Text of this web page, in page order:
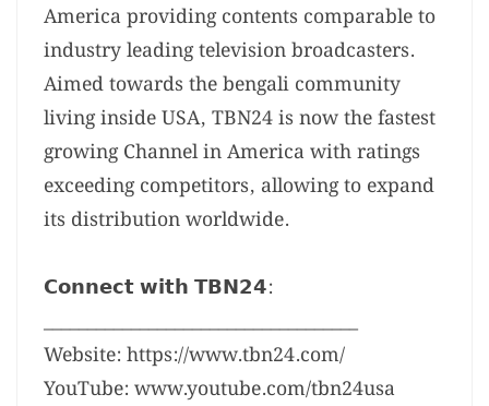
America providing contents comparable to
industry leading television broadcasters.
Aimed towards the bengali community
living inside USA, TBN24 is now the fastest
growing Channel in America with ratings
exceeding competitors, allowing to expand
its distribution worldwide.
𝗖𝗼𝗻𝗻𝗲𝗰𝘁 𝘄𝗶𝘁𝗵 𝗧𝗕𝗡𝟮𝟰:
____________________________________
Website: https://www.tbn24.com/
YouTube: www.youtube.com/tbn24usa